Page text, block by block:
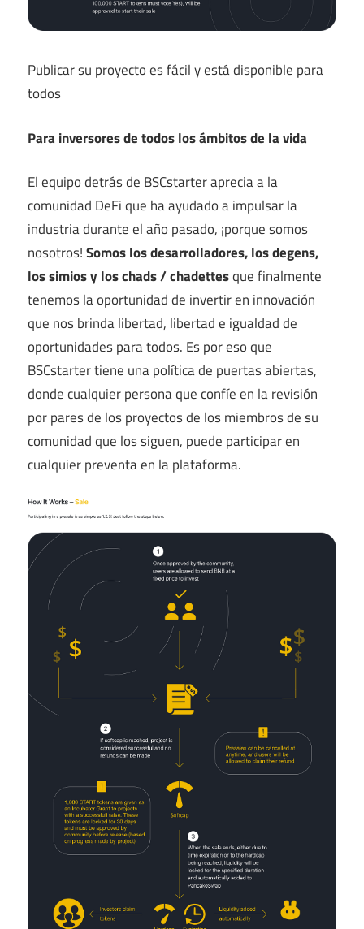
Publicar su proyecto es fácil y está disponible para
todos
Para inversores de todos los ámbitos de la vida
El equipo detrás de BSCstarter aprecia a la
comunidad DeFi que ha ayudado a impulsar la
industria durante el año pasado, ¡porque somos
nosotros!Somos los desarrolladores, los degens,
los simios y los chads / chadettesque finalmente
tenemos la oportunidad de invertir en innovación
que nos brinda libertad, libertad e igualdad de
oportunidades para todos. Es por eso que
BSCstarter tiene una política de puertas abiertas,
donde cualquier persona que confíe en la revisión
por pares de los proyectos de los miembros de su
comunidad que los siguen, puede participar en
cualquier preventa en la plataforma.